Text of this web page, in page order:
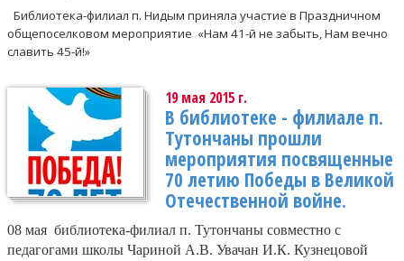
Библиотека-филиал п. Нидым приняла участие в Праздничном
общепоселковом мероприятие «Нам 41-й не забыть, Нам вечно
славить 45-й!»
19 мая 2015 г.
В библиотеке - филиале п.
Тутончаны прошли
мероприятия посвященные
70 летию Победы в Великой
Отечественной войне.
08 мая библиотека-филиал п. Тутончаны совместно с
педагогами школы Чариной А.В. Увачан И.К. Кузнецовой